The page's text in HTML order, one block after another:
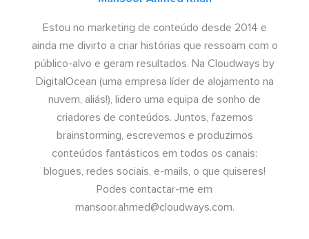
Estou no marketing de conteúdo desde 2014 e
ainda me divirto a criar histórias que ressoam com o
público-alvo e geram resultados. Na Cloudways by
DigitalOcean (uma empresa líder de alojamento na
nuvem, aliás!), lidero uma equipa de sonho de
criadores de conteúdos. Juntos, fazemos
brainstorming, escrevemos e produzimos
conteúdos fantásticos em todos os canais:
blogues, redes sociais, e-mails, o que quiseres!
Podes contactar-me em
mansoor.ahmed@cloudways.com.